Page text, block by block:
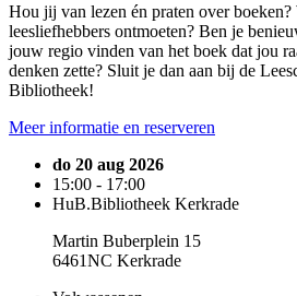
Hou jij van lezen én praten over boeken?
leesliefhebbers ontmoeten? Ben je
jouw regio vinden van het boek dat jou
denken zette? Sluit je dan aan bij de
Bibliotheek!
Meer informatie en reserveren
do 20 aug 2026
15:00 - 17:00
HuB.Bibliotheek Kerkrade
Martin Buberplein 15
6461NC Kerkrade